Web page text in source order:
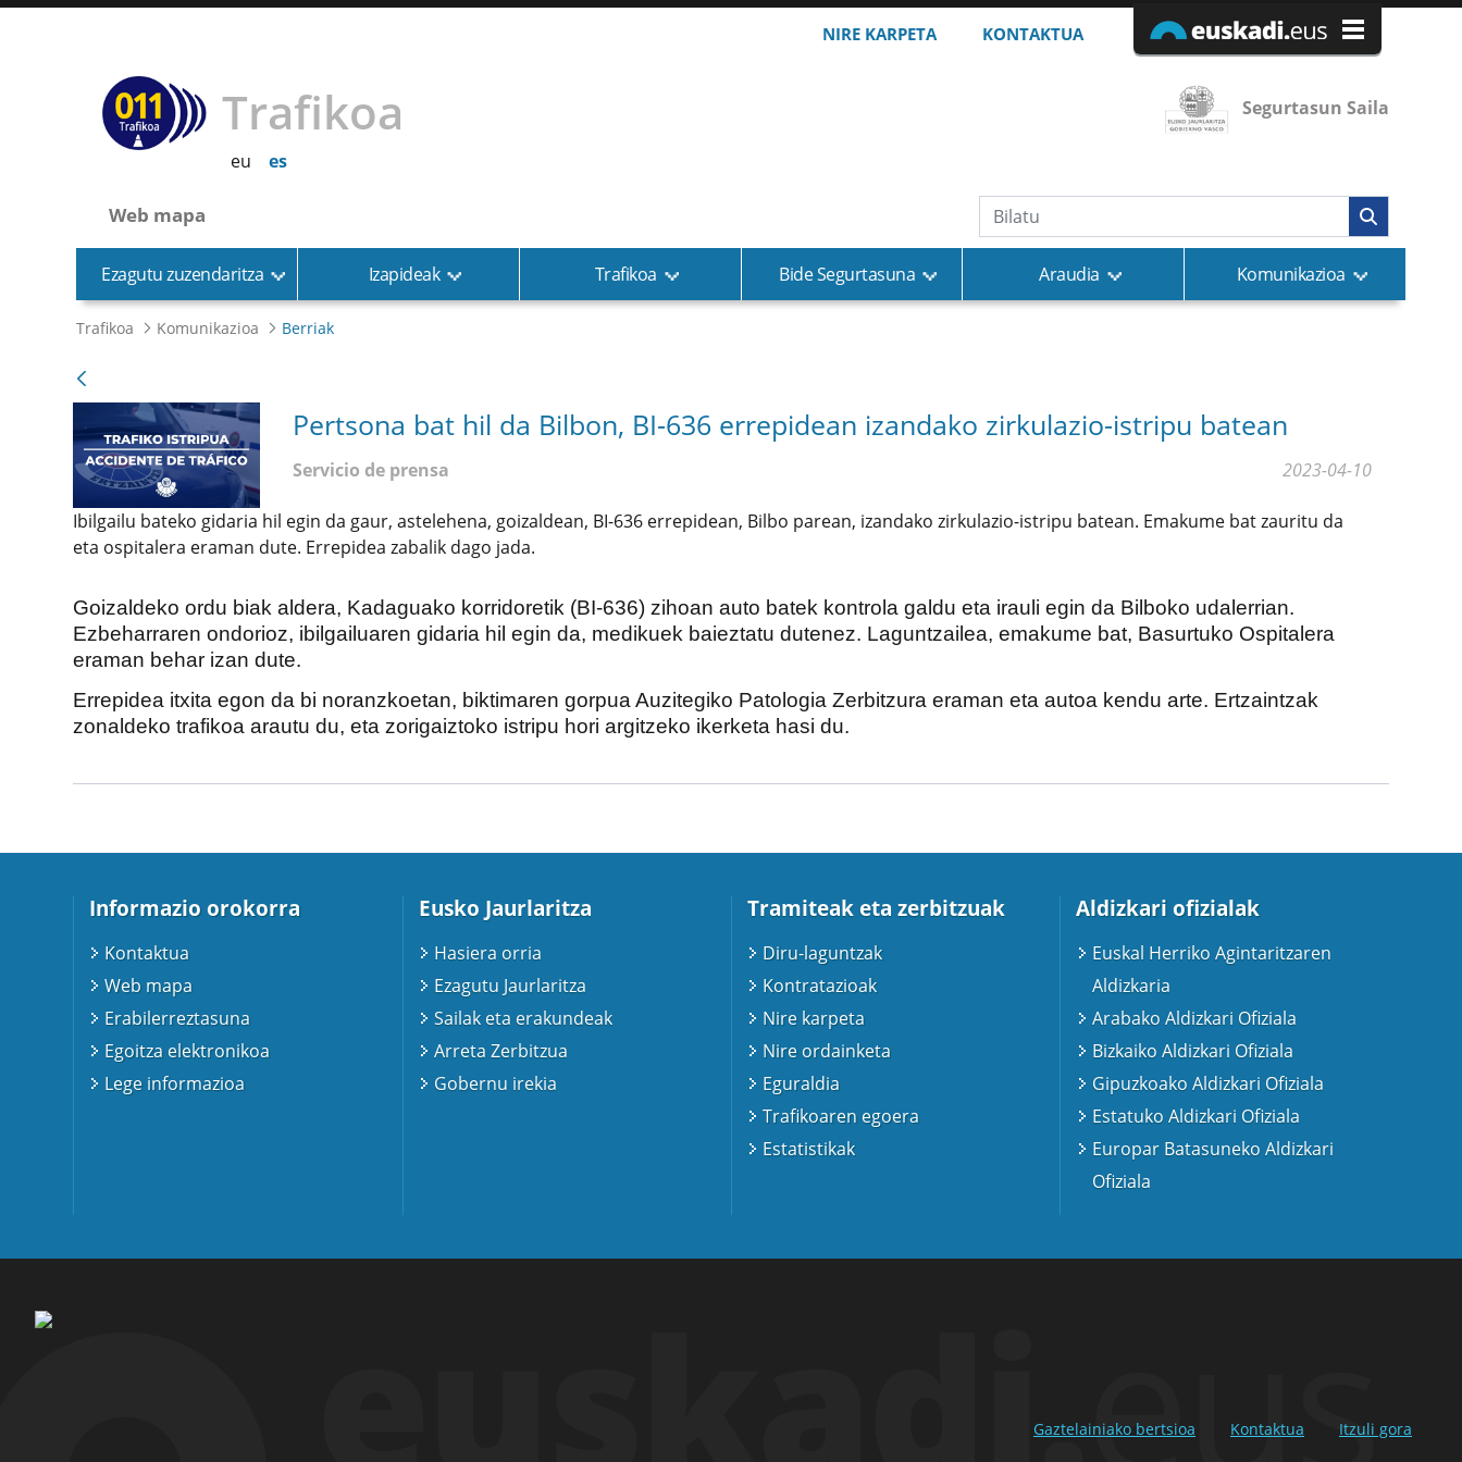
NIRE KARPETA KONTAKTUA
Trafikoa
eu es
Segurtasun Saila
Web mapa Bilaketa
Ezagutu zuzendaritza Izapideak Trafikoa Bide Segurtasuna Araudia Komunikazioa
Trafikoa Komunikazioa Berriak
Pertsona bat hil da Bilbon, BI-636 errepidean izandako zirkulazio-istripu batean
Servicio de prensa 2023-04-10
Ibilgailu bateko gidaria hil egin da gaur, astelehena, goizaldean, BI-636 errepidean, Bilbo parean, izandako zirkulazio-istripu batean. Emakume bat zauritu da
eta ospitalera eraman dute. Errepidea zabalik dago jada.
Goizaldeko ordu biak aldera, Kadaguako korridoretik (BI-636) zihoan auto batek kontrola galdu eta irauli egin da Bilboko udalerrian.
Ezbeharraren ondorioz, ibilgailuaren gidaria hil egin da, medikuek baieztatu dutenez. Laguntzailea, emakume bat, Basurtuko Ospitalera
eraman behar izan dute.
Errepidea itxita egon da bi noranzkoetan, biktimaren gorpua Auzitegiko Patologia Zerbitzura eraman eta autoa kendu arte. Ertzaintzak
zonaldeko trafikoa arautu du, eta zorigaiztoko istripu hori argitzeko ikerketa hasi du.
Informazio orokorra
Kontaktua
Web mapa
Erabilerreztasuna
Egoitza elektronikoa
Lege informazioa
Eusko Jaurlaritza
Hasiera orria
Ezagutu Jaurlaritza
Sailak eta erakundeak
Arreta Zerbitzua
Gobernu irekia
Tramiteak eta zerbitzuak
Diru-laguntzak
Kontratazioak
Nire karpeta
Nire ordainketa
Eguraldia
Trafikoaren egoera
Estatistikak
Aldizkari ofizialak
Euskal Herriko Agintaritzaren
Aldizkaria
Arabako Aldizkari Ofiziala
Bizkaiko Aldizkari Ofiziala
Gipuzkoako Aldizkari Ofiziala
Estatuko Aldizkari Ofiziala
Europar Batasuneko Aldizkari
Ofiziala
Gaztelainiako bertsioa Kontaktua Itzuli gora